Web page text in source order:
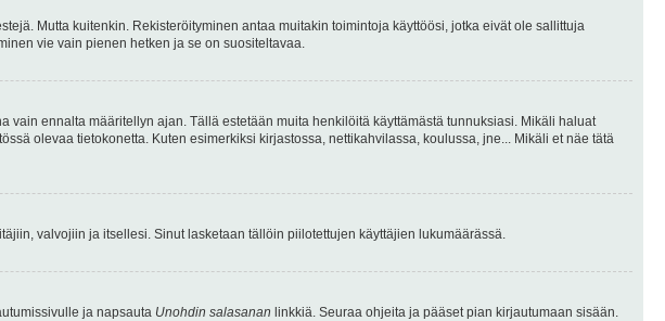
Mutta kuitenkin. Rekisteröityminen antaa muitakin toimintoja käyttöösi, jotka eivät ole sallittuja
vie vain pienen hetken ja se on suositeltavaa.
vain ennalta määritellyn ajan. Tällä estetään muita henkilöitä käyttämästä tunnuksiasi. Mikäli haluat
olevaa tietokonetta. Kuten esimerkiksi kirjastossa, nettikahvilassa, koulussa, jne... Mikäli et näe tätä
valvojiin ja itsellesi. Sinut lasketaan tällöin piilotettujen käyttäjien lukumäärässä.
ja napsauta Unohdin salasanan linkkiä. Seuraa ohjeita ja pääset pian kirjautumaan sisään.